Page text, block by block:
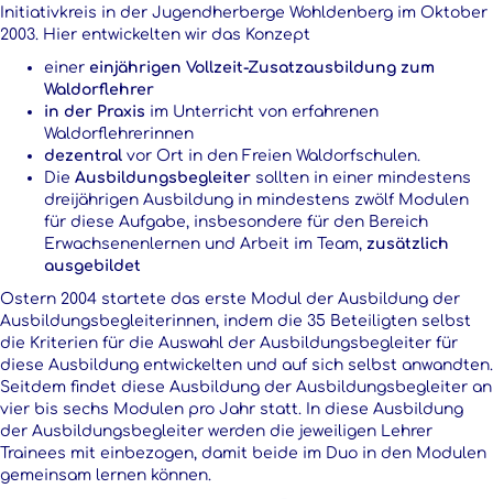
Initiativkreis in der Jugendherberge Wohldenberg im Oktober
2003. Hier entwickelten wir das Konzept
einer einjährigen Vollzeit-Zusatzausbildung zum
Waldorflehrer
in der Praxis im Unterricht von erfahrenen
Waldorflehrerinnen
dezentral vor Ort in den Freien Waldorfschulen.
Die Ausbildungsbegleiter sollten in einer mindestens
dreijährigen Ausbildung in mindestens zwölf Modulen
für diese Aufgabe, insbesondere für den Bereich
Erwachsenenlernen und Arbeit im Team, zusätzlich
ausgebildet
Ostern 2004 startete das erste Modul der Ausbildung der
Ausbildungsbegleiterinnen, indem die 35 Beteiligten selbst
die Kriterien für die Auswahl der Ausbildungsbegleiter für
diese Ausbildung entwickelten und auf sich selbst anwandten.
Seitdem findet diese Ausbildung der Ausbildungsbegleiter an
vier bis sechs Modulen pro Jahr statt. In diese Ausbildung
der Ausbildungsbegleiter werden die jeweiligen Lehrer
Trainees mit einbezogen, damit beide im Duo in den Modulen
gemeinsam lernen können.